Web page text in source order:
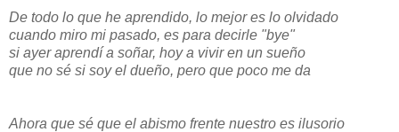
De todo lo que he aprendido, lo mejor es lo olvidado
cuando miro mi pasado, es para decirle "bye"
si ayer aprendí a soñar, hoy a vivir en un sueño
que no sé si soy el dueño, pero que poco me da
Ahora que sé que el abismo frente nuestro es ilusorio